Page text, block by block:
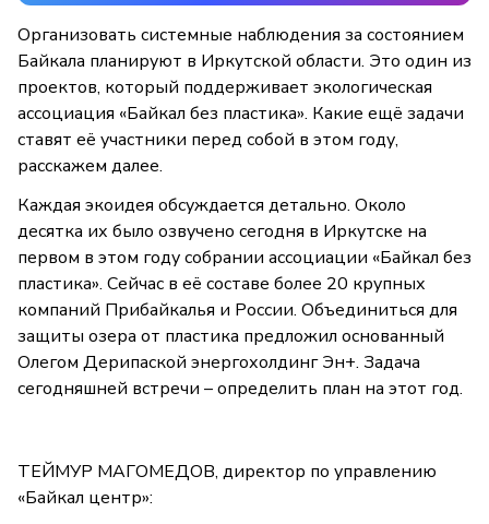
Организовать системные наблюдения за состоянием
Байкала планируют в Иркутской области. Это один из
проектов, который поддерживает экологическая
ассоциация «Байкал без пластика». Какие ещё задачи
ставят её участники перед собой в этом году,
расскажем далее.
Каждая экоидея обсуждается детально. Около
десятка их было озвучено сегодня в Иркутске на
первом в этом году собрании ассоциации «Байкал без
пластика». Сейчас в её составе более 20 крупных
компаний Прибайкалья и России. Объединиться для
защиты озера от пластика предложил основанный
Олегом Дерипаской энергохолдинг Эн+. Задача
сегодняшней встречи – определить план на этот год.
ТЕЙМУР МАГОМЕДОВ, директор по управлению
«Байкал центр»: